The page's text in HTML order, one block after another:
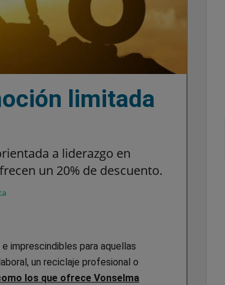
limitada
a liderazgo en
un 20% de descuento.
imprescindibles para aquellas
un reciclaje profesional o
los que ofrece Vonselma